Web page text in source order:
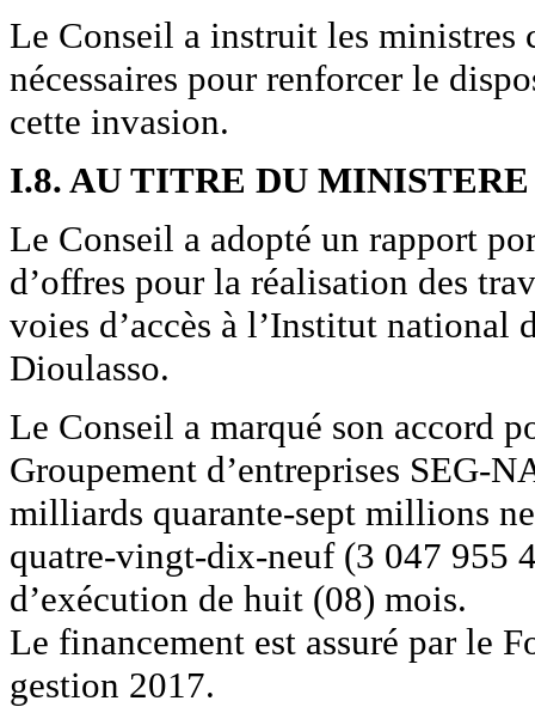
Le Conseil a instruit les ministres
nécessaires pour renforcer le
cette invasion.
I.8. AU TITRE DU
Le Conseil a adopté un rapport
d’offres pour la réalisation des
voies d’accès à l’Institut national
Dioulasso.
Le Conseil a marqué son accord
Groupement d’entreprises SEG-
milliards quarante-sept millions
quatre-vingt-dix-neuf (3 047 955
d’exécution de huit (08) mois.
Le financement est assuré par le
gestion 2017.